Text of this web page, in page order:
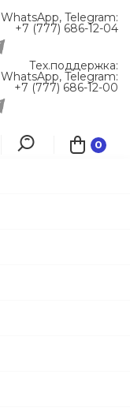
0
WhatsApp, Telegram:
+7 (777) 686-12-04
Тех.поддержка:
WhatsApp, Telegram:
+7 (777) 686-12-00